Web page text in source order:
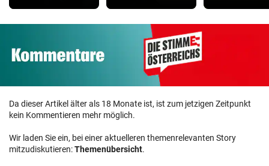
Da dieser Artikel älter als 18 Monate ist, ist zum jetzigen Zeitpunkt
kein Kommentieren mehr möglich.
Wir laden Sie ein, bei einer aktuelleren themenrelevanten Story
mitzudiskutieren:Themenübersicht.